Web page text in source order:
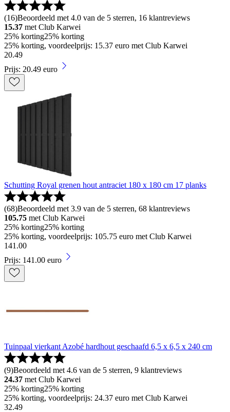
(16)Beoordeeld met 4.0 van de 5 sterren, 16 klantreviews
15.37 met Club Karwei
25% korting25% korting
25% korting, voordeelprijs: 15.37 euro met Club Karwei
20.49
Prijs: 20.49 euro
Schutting Royal grenen hout antraciet 180 x 180 cm 17 planks
(68)Beoordeeld met 3.9 van de 5 sterren, 68 klantreviews
105.75 met Club Karwei
25% korting25% korting
25% korting, voordeelprijs: 105.75 euro met Club Karwei
141 .00
Prijs: 141.00 euro
Tuinpaal vierkant Azobé hardhout geschaafd 6,5 x 6,5 x 240 cm
(9)Beoordeeld met 4.6 van de 5 sterren, 9 klantreviews
24.37 met Club Karwei
25% korting25% korting
25% korting, voordeelprijs: 24.37 euro met Club Karwei
32.49